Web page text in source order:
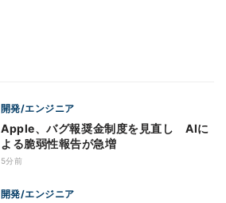
開発/エンジニア
Apple、バグ報奨金制度を見直し AIに
よる脆弱性報告が急増
5分前
開発/エンジニア